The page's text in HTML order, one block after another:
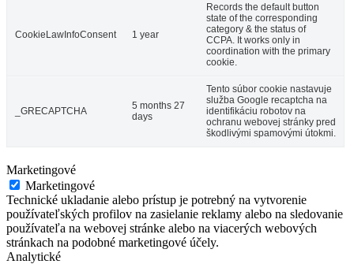
CookieLawInfoConsent 1 year
Records the default button
state of the corresponding
category & the status of
CCPA. It works only in
coordination with the primary
cookie.
_GRECAPTCHA
5 months 27
days
Tento súbor cookie nastavuje
služba Google recaptcha na
identifikáciu robotov na
ochranu webovej stránky pred
škodlivými spamovými útokmi.
Marketingové
Marketingové
Technické ukladanie alebo prístup je potrebný na vytvorenie
používateľských profilov na zasielanie reklamy alebo na sledovanie
používateľa na webovej stránke alebo na viacerých webových
stránkach na podobné marketingové účely.
Analytické